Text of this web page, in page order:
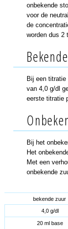
onbekende
voor de
de
worden dus 2
Bij een
van 4,0 g/dl
eerste titratie
Bij het
Het
Met een
onbekende
bekende zuur
4,0 g/dl
20 ml base